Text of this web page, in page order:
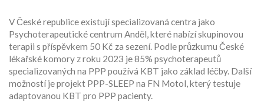
V České republice existují specializovaná centra jako
Psychoterapeutické centrum Anděl, které nabízí skupinovou
terapii s příspěvkem 50 Kč za sezení. Podle průzkumu České
lékařské komory z roku 2023 je 85% psychoterapeutů
specializovaných na PPP používá KBT jako základ léčby. Další
možností je projekt PPP-SLEEP na FN Motol, který testuje
adaptovanou KBT pro PPP pacienty.